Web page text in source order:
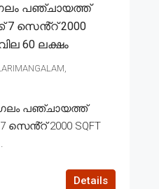
പഞ്ചായത്ത്
7 സെൻ്റ് 2000
60 ലക്ഷം
പഞ്ചായത്ത്
2000 SQFT
Details